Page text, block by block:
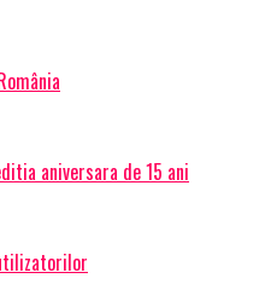
aniversara de 15 ani